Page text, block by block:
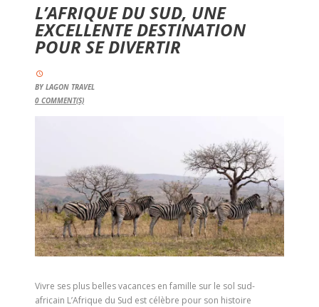
L’AFRIQUE DU SUD, UNE
EXCELLENTE DESTINATION
POUR SE DIVERTIR
BYLAGON TRAVEL
0 COMMENT(S)
Vivre ses plus belles vacances en famille sur le sol sud-
africain L’Afrique du Sud est célèbre pour son histoire